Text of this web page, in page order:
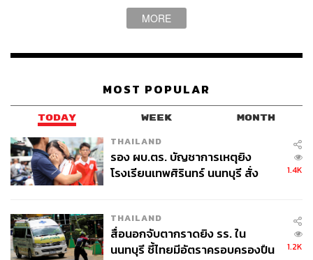
MORE
MOST POPULAR
TODAY WEEK MONTH
THAILAND
รอง ผบ.ตร. บัญชาการเหตุยิง
โรงเรียนเทพศิรินทร์ นนทบุรี สั่ง
1.4K
THAILAND
สื่อนอกจับตากราดยิง รร. ใน
นนทบุรี ชี้ไทยมีอัตราครอบครองปืน
1.2K